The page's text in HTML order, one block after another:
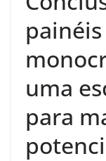
uma
para